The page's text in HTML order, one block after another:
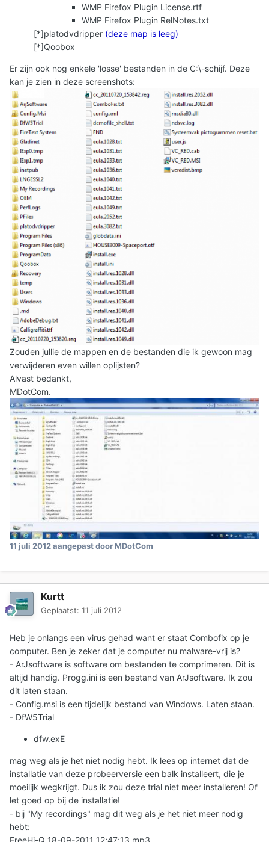
WMP Firefox Plugin License.rtf
WMP Firefox Plugin RelNotes.txt
[*]platodvdripper (deze map is leeg)
[*]Qoobox
Er zijn ook nog enkele 'losse' bestanden in de C:\-schijf. Deze
kan je zien in deze screenshots:
Zouden jullie de mappen en de bestanden die ik gewoon mag
verwijderen even willen oplijsten?
Alvast bedankt,
MDotCom.
11 juli 2012aangepast door MDotCom
Kurtt
Geplaatst: 11 juli 2012
Heb je onlangs een virus gehad want er staat Combofix op je
computer. Ben je zeker dat je computer nu malware-vrij is?
- ArJsoftware is software om bestanden te comprimeren. Dit is
altijd handig. Progg.ini is een bestand van ArJsoftware. Ik zou
dit laten staan.
- Config.msi is een tijdelijk bestand van Windows. Laten staan.
- DfW5Trial
dfw.exE
mag weg als je het niet nodig hebt. Ik lees op internet dat de
installatie van deze probeerversie een balk installeert, die je
moeilijk wegkrijgt. Dus ik zou deze trial niet meer installeren! Of
let goed op bij de installatie!
- bij "My recordings" mag dit weg als je het niet meer nodig
hebt: